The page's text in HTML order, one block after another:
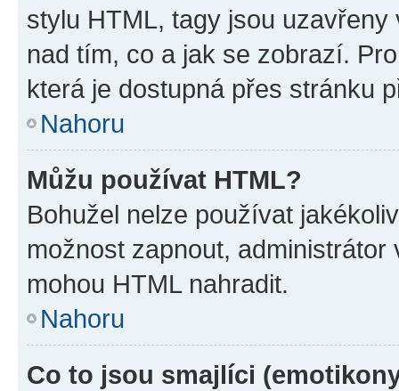
stylu HTML, tagy jsou
nad tím, co a jak se zobrazí.
která je dostupná přes stránku
Nahoru
Můžu používat HTML?
Bohužel nelze používat
možnost zapnout,
mohou HTML nahradit.
Nahoru
Co to jsou smajlíci